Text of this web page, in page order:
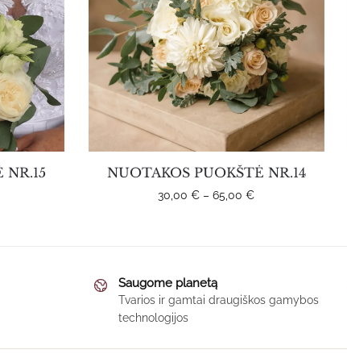
NR.15 NUOTAKOS PUOKŠTĖ NR.14
30,00€ – 65,00€Price
product
has
Saugome planetą
Tvarios ir gamtai draugiškos gamybos
technologijos